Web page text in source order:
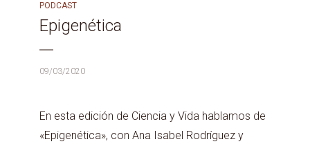
PODCAST
Epigenética
09/03/2020
En esta edición de Ciencia y Vida hablamos de
«Epigenética», con Ana Isabel Rodríguez y